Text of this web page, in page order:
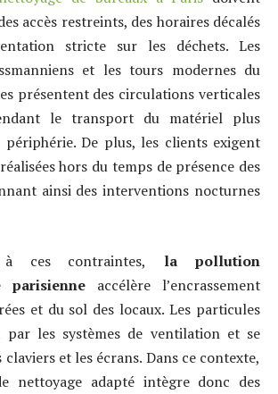
accès restreints, des horaires décalés
stricte sur les déchets. Les
et les tours modernes du
présentent des circulations verticales
le transport du matériel plus
périphérie. De plus, les clients exigent
hors du temps de présence des
ainsi des interventions nocturnes
à ces contraintes,
la pollution
parisienne accélère l’encrassement
et du sol des locaux. Les particules
les systèmes de ventilation et se
et les écrans. Dans ce contexte,
nettoyage adapté intègre donc des